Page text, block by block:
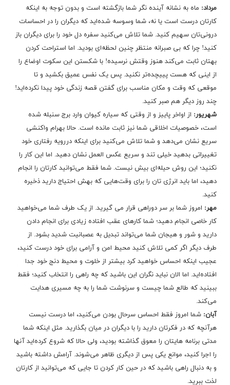
مرداد: ماه به نشانه آینده نگر شما بازگشته است و بدون توجه به اینکه
کارتان درست است یا نه، شما وسوسه شده‌اید که دیگران را در احساسات
درونی‌تان سهیم کنید. شما تلاش می‌کنید سفره دل خود را برای دیگران باز
کنید! چرا که بی صبرانه منتظر چنین لحظه‌ای بودید. اما استراحت کردن
بهتان ثابت می‌کند هنوز وقتش نرسیده! با شکستن این سکوت اوضاع را
از اینی که هست پییچده‌تر نکنید. پس یک نفس عمیق بکشید و تا
موقعی که وقت و مکان مناسب برای گفتن قصه زندگی خود پیدا نکرده‌اید!
چند روز دیگر هم صبر کنید.
شهریور: از اواخر پاییز و از وقتی که سیاره کیوان وارد برج سنبله شده
است، خصوصیات اخلاقی شما نیز ثابت مانده است. حالا بهرام واکنشی
سریع نشان می‌دهد و شما تلاش می‌کنید برای اینکه دررویه رفتاری خود
تغییراتی بدهید خیلی تند و سریع عکس العمل نشان دهید. اما این کار را
نکنید؛ این روش حیله‌ای بیش نیست. شما فقط می‌توانید کارتان را انجام
دهید، اما باید انرژی تان را برای وقت‌هایی که بهش احتیاج دارید ذخیره
کنید.
مهر: امروز شما بر سر دوراهی قرار می گیرید. از یک طرف شما می‌خواهید
کار خاصی انجام دهید؛ شما کارهای عقب افتاده زیادی برای انجام دادن
دارید و شور و هیجان شما می‌تواند تبدیل به عصبانیت شدید بشود. از
طرف دیگر اگر کمی تلاش کنید محیط امن و آرامی برای خود درست کنید،
عجیب اینکه احساس خواهید کرد بیشتر از خلوت و محیط دنج خود جدا
افتاده‌اید. اما الان نباید نگران این باشید که چه راهی را انتخاب کنید؛ فقط
ببینید که طالع شما چیست و سرنوشت شما را به چه مسیری هدایت
می‌کند.
آبان: شما امروز فقط احساس سرحال بودن می‌کنید، اما درست نیست
هرآنچه که در فکرتان دارید را با دیگران در میان بگذارید. مثل اینکه شما
مدتی برنامه هایتان را معوق گذاشته بودید، ولی حالا که شروع کرده‌اید آنها
را اجرا کنید، موانع یکی پس از دیگری ظاهر می‌شوند. آرامش داشته باشید
و به دنبال راهی باشید که در حین کار کردن تا جایی که می‌توانید از کارتان
لذت ببرید.